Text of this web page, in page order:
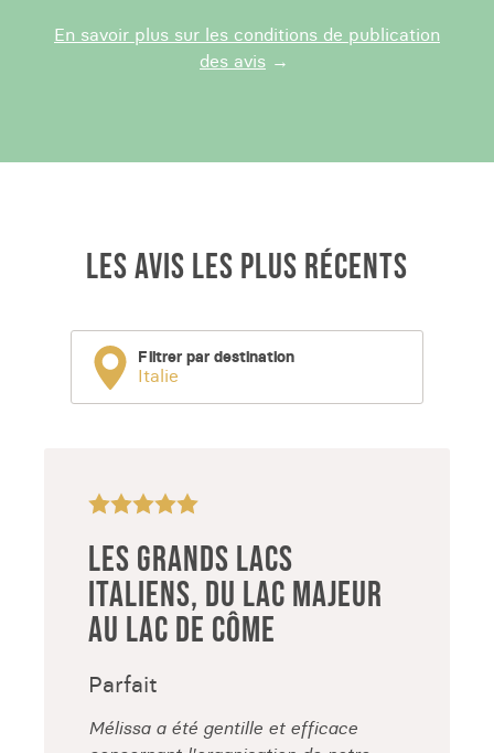
En savoir plus sur les conditions de publication
des avis
LES AVIS LES PLUS RÉCENTS
Filtrer par destination
Italie
LES GRANDS LACS
ITALIENS, DU LAC MAJEUR
AU LAC DE CÔME
Parfait
Mélissa a été gentille et efficace